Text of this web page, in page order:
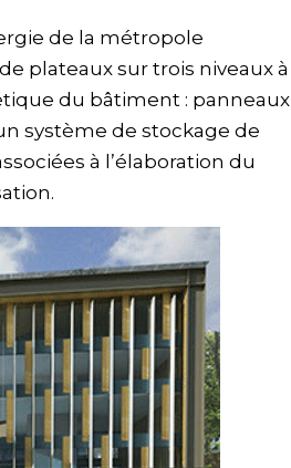
de la métropole
plateaux sur trois niveaux à
du bâtiment : panneaux
système de stockage de
à l’élaboration du